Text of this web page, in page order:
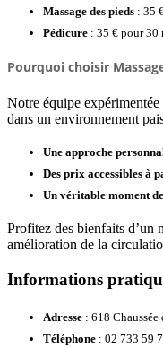
Massage des pieds : 35
Pédicure : 35 € pour 30
Pourquoi choisir
Notre équipe
dans un environnement
Une approche
Des prix accessibles à
Un véritable moment
Profitez des bienfaits d’un
amélioration de la
Informations
Adresse : 618
Téléphone : 02 733 59